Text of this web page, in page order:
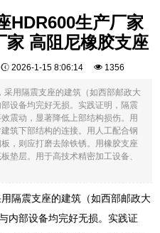
HDR600生产厂家
家 高阻尼橡胶支座
2026-1-15 8:06:14 1356
用隔震支座的建筑（如西部邮政大
设备均完好无损。实践证明，隔震
震动，显著降低上部结构损伤。用
筑下部结构的连接。用人工配合钢
，则应打磨去除铁锈。用橡胶支座
垫层。用于高技术精密加工设备、
隔震支座的建筑（如西部邮政大
内部设备均完好无损。实践证